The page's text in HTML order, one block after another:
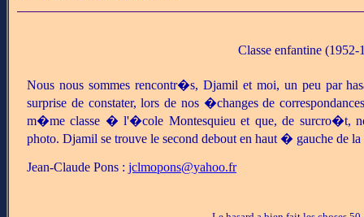
Classe enfantine (1952-
Nous nous sommes rencontr�s, Djamil et moi, un peu par
surprise de constater, lors de nos �changes de
m�me classe � l'�cole Montesquieu et que, de
photo. Djamil se trouve le second debout en haut � gauche de
Jean-Claude Pons : jclmopons@yahoo.fr